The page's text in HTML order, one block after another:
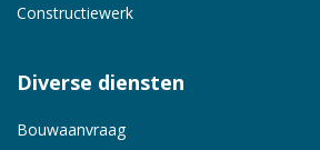
Constructiewerk
Diverse diensten
Bouwaanvraag